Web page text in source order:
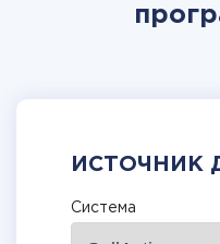
ИСТОЧНИК
Система